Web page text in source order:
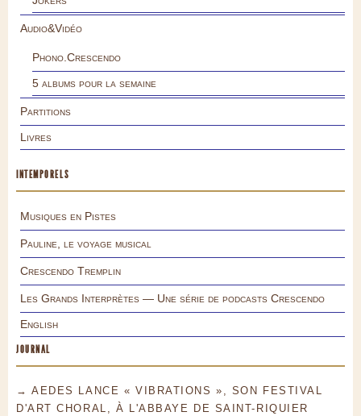
Audio&Vidéo
Phono.Crescendo
5 albums pour la semaine
Partitions
Livres
INTEMPORELS
Musiques en Pistes
Pauline, le voyage musical
Crescendo Tremplin
Les Grands Interprètes — Une série de podcasts Crescendo
English
JOURNAL
→ AEDES LANCE « VIBRATIONS », SON FESTIVAL
D'ART CHORAL, À L'ABBAYE DE SAINT-RIQUIER